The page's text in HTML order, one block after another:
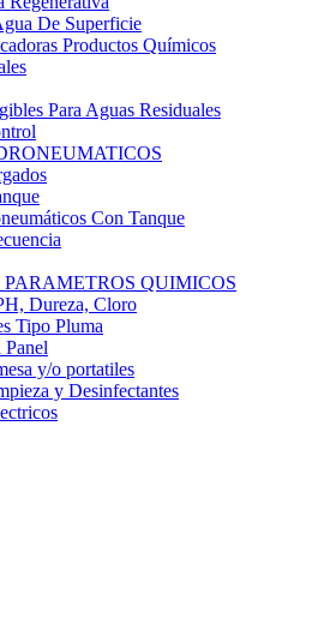
De Superficie
Productos Químicos
Para Aguas Residuales
Con Tanque
QUIMICOS
Dureza, Cloro
Tipo Pluma
Panel
y/o portatiles
y Desinfectantes